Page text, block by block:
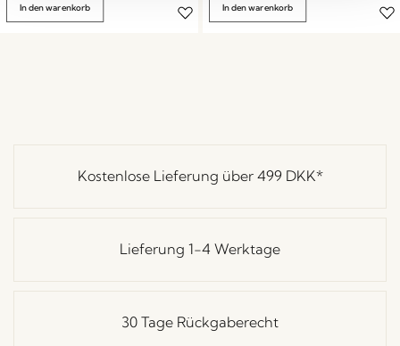
In den warenkorb In den warenkorb
Kostenlose Lieferung über 499 DKK*
Lieferung 1-4 Werktage
30 Tage Rückgaberecht